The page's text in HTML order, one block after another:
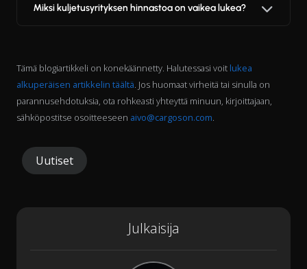
Miksi kuljetusyrityksen hinnastoa on vaikea lukea?
Tämä blogiartikkeli on konekäännetty. Halutessasi voit lukea
alkuperäisen artikkelin täältä. Jos huomaat virheitä tai sinulla on
parannusehdotuksia, ota rohkeasti yhteyttä minuun, kirjoittajaan,
sähköpostitse osoitteeseen aivo@cargoson.com.
Uutiset
Julkaisija